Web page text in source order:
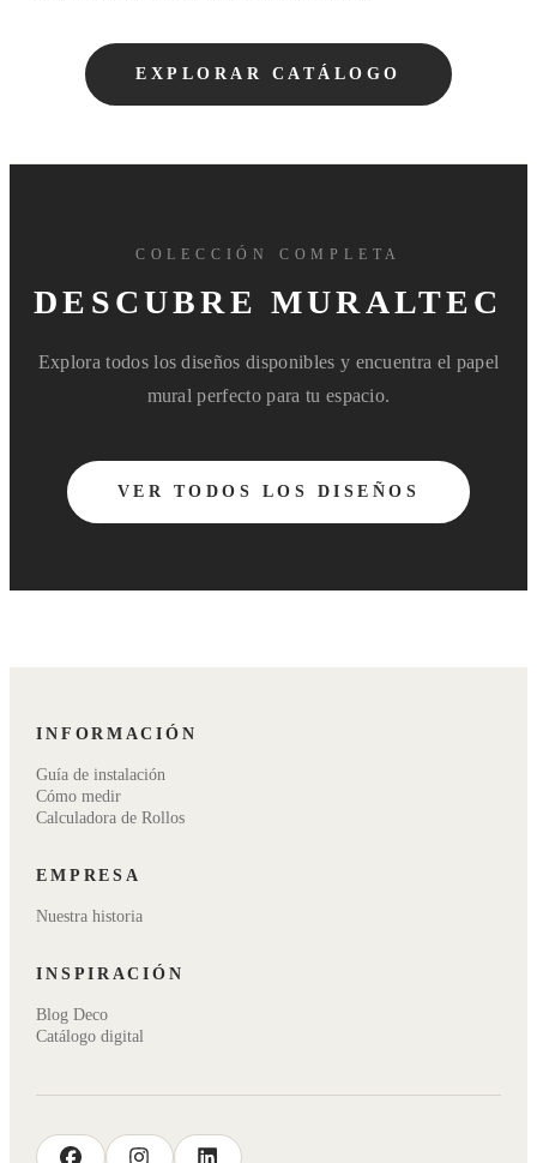
EXPLORAR CATÁLOGO
COLECCIÓN COMPLETA
DESCUBRE MURALTEC
Explora todos los diseños disponibles y encuentra el papel
mural perfecto para tu espacio.
VER TODOS LOS DISEÑOS
INFORMACIÓN
Guía de instalación
Cómo medir
Calculadora de Rollos
EMPRESA
Nuestra historia
INSPIRACIÓN
Blog Deco
Catálogo digital